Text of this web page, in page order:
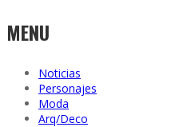
MENU
Noticias
Personajes
Moda
Arq/Deco